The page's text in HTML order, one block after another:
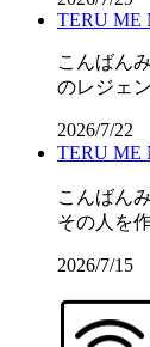
TERU ME
こんばん
のレジェ
2026/7/22
TERU ME
こんばん
その人を
2026/7/15